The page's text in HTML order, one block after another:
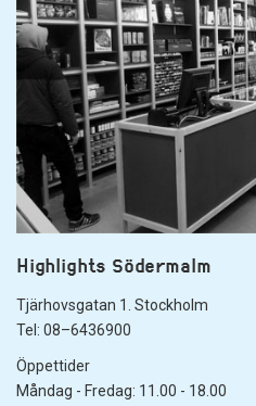
Highlights Södermalm
Tjärhovsgatan 1. Stockholm
Tel: 08–6436900
Öppettider
Måndag - Fredag: 11.00 - 18.00